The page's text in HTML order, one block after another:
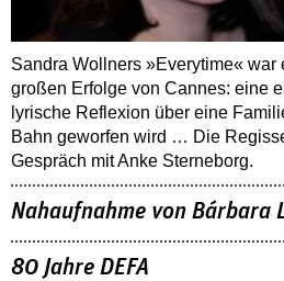
Sandra Wollners »Everytime« war
großen Erfolge von Cannes: eine
lyrische Reflexion über eine
Bahn geworfen wird … Die
Gespräch mit Anke Sterneborg.
Nahaufnahme von Bárbara
80 Jahre DEFA